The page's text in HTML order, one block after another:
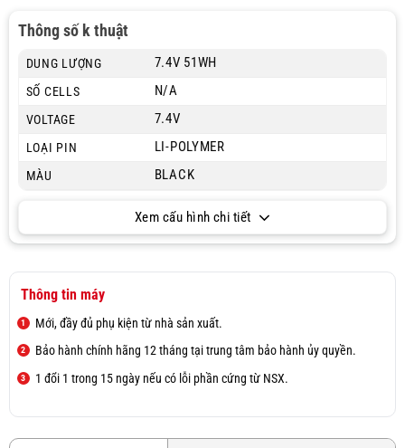
Thông số k thuật
DUNG LƯỢNG 7.4V 51WH
SỐ CELLS N/A
VOLTAGE 7.4V
LOẠI PIN LI-POLYMER
MÀU BLACK
Xem cấu hình chi tiết
Thông tin máy
Mới, đầy đủ phụ kiện từ nhà sản xuất.
Bảo hành chính hãng 12 tháng tại trung tâm bảo hành ủy quyền.
1 đổi 1 trong 15 ngày nếu có lỗi phần cứng từ NSX.